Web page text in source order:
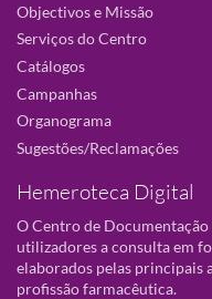
Objectivos e Missão
Serviços do Centro
Catálogos
Campanhas
Organograma
Sugestões/Reclamações
Hemeroteca Digital
O Centro de
utilizadores a consulta em
elaborados pelas principais
profissão farmacêutica.